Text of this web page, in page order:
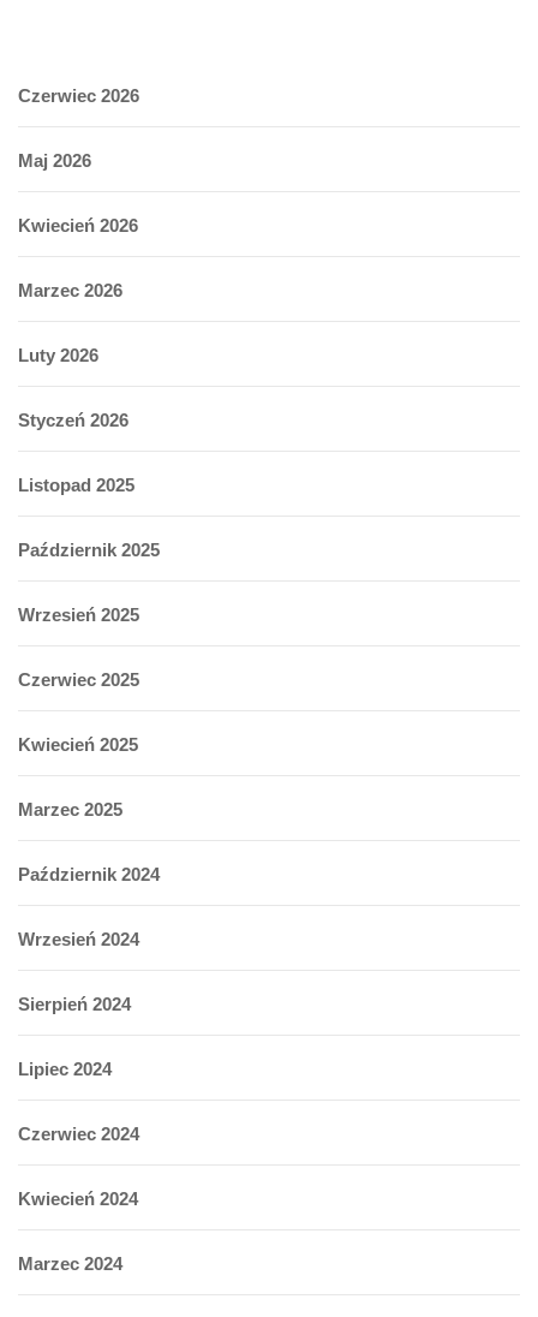
Czerwiec 2026
Maj 2026
Kwiecień 2026
Marzec 2026
Luty 2026
Styczeń 2026
Listopad 2025
Październik 2025
Wrzesień 2025
Czerwiec 2025
Kwiecień 2025
Marzec 2025
Październik 2024
Wrzesień 2024
Sierpień 2024
Lipiec 2024
Czerwiec 2024
Kwiecień 2024
Marzec 2024